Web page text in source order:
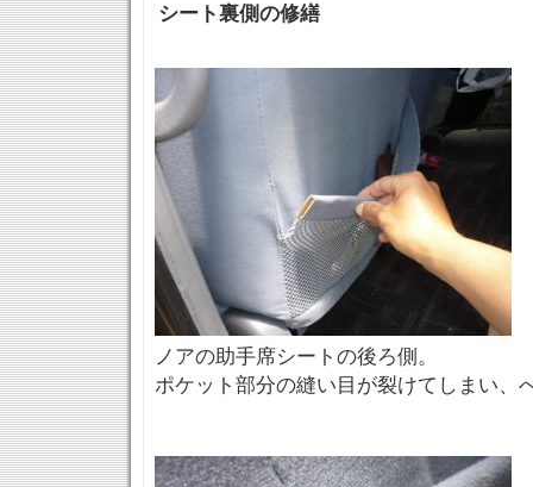
シート裏側の修繕
ノアの助手席シートの後ろ側。
ポケット部分の縫い目が裂けてしまい、